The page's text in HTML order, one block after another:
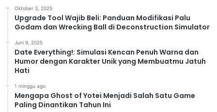
Oktober 3, 2025
Upgrade Tool Wajib Beli: Panduan Modifikasi Palu
Godam dan Wrecking Ball di Deconstruction Simulator
Juni 9, 2025
Date Everything!: Simulasi Kencan Penuh Warna dan
Humor dengan Karakter Unik yang Membuatmu Jatuh
Hati
1 minggu ago
Mengapa Ghost of Yotei Menjadi Salah Satu Game
Paling Dinantikan Tahun Ini